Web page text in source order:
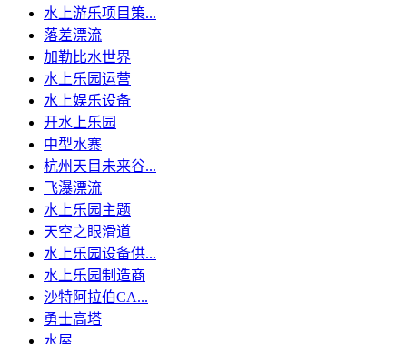
水上游乐项目策...
落差漂流
加勒比水世界
水上乐园运营
水上娱乐设备
开水上乐园
中型水寨
杭州天目未来谷...
飞瀑漂流
水上乐园主题
天空之眼滑道
水上乐园设备供...
水上乐园制造商
沙特阿拉伯CA...
勇士高塔
水屋